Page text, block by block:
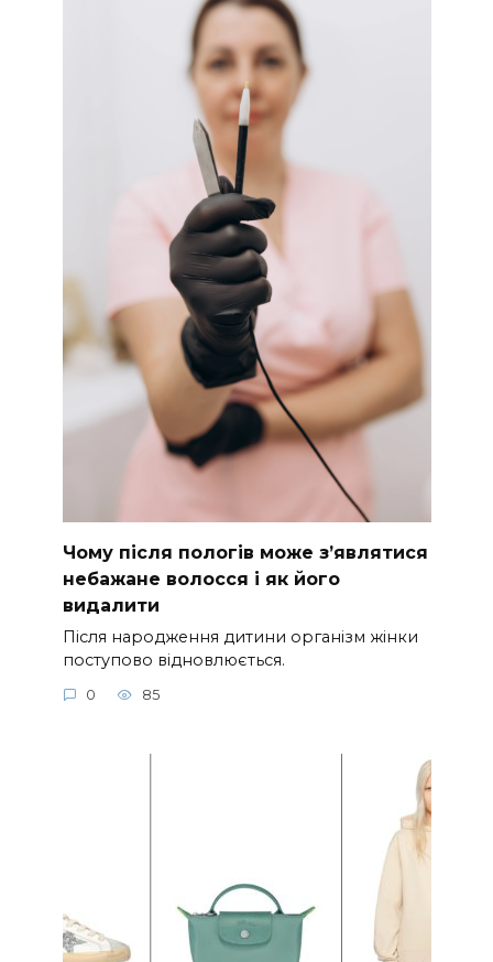
Чому після пологів може з’являтися
небажане волосся і як його
видалити
Після народження дитини організм жінки
поступово відновлюється.
0 85